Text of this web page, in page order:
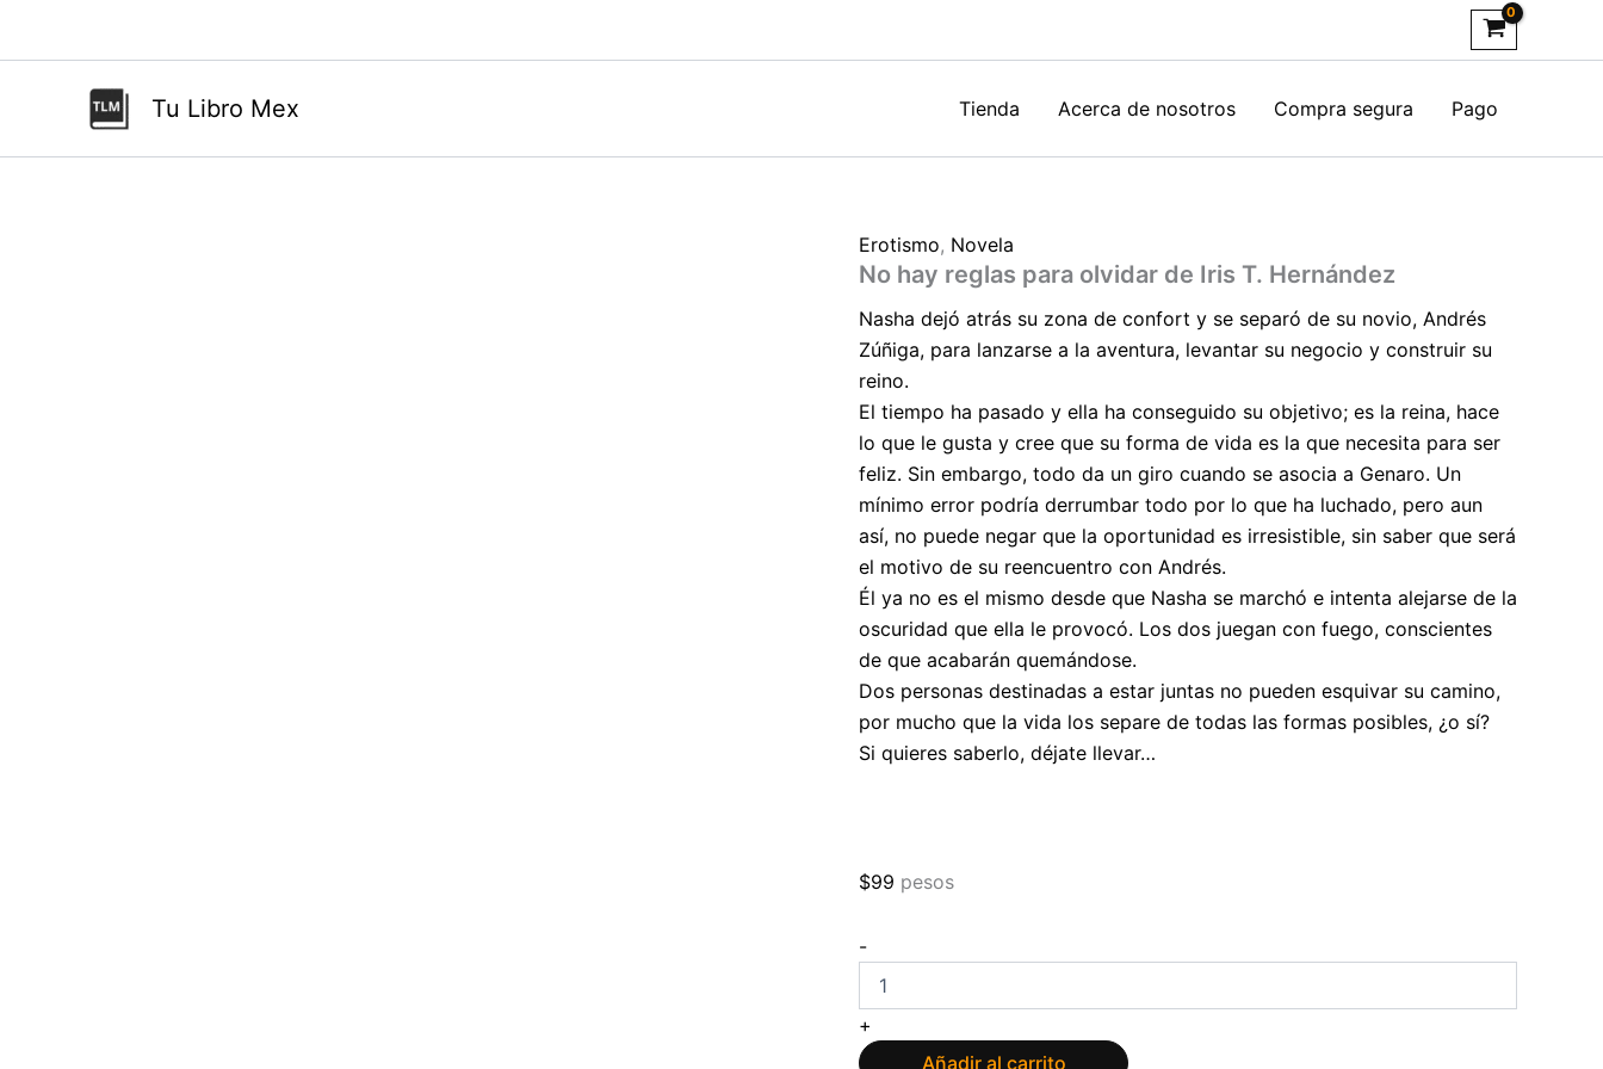
Tu Libro Mex Tienda Acerca de nosotros Compra segura Pago
Erotismo, Novela
No hay reglas para olvidar de Iris T. Hernández
Nasha dejó atrás su zona de confort y se separó de su novio, Andrés
Zúñiga, para lanzarse a la aventura, levantar su negocio y construir su
reino.
El tiempo ha pasado y ella ha conseguido su objetivo; es la reina, hace
lo que le gusta y cree que su forma de vida es la que necesita para ser
feliz. Sin embargo, todo da un giro cuando se asocia a Genaro. Un
mínimo error podría derrumbar todo por lo que ha luchado, pero aun
así, no puede negar que la oportunidad es irresistible, sin saber que será
el motivo de su reencuentro con Andrés.
Él ya no es el mismo desde que Nasha se marchó e intenta alejarse de la
oscuridad que ella le provocó. Los dos juegan con fuego, conscientes
de que acabarán quemándose.
Dos personas destinadas a estar juntas no pueden esquivar su camino,
por mucho que la vida los separe de todas las formas posibles, ¿o sí?
Si quieres saberlo, déjate llevar…
$99 pesos
-
hay
reglas
para
olvidar
+
Añadir al carrito
T.